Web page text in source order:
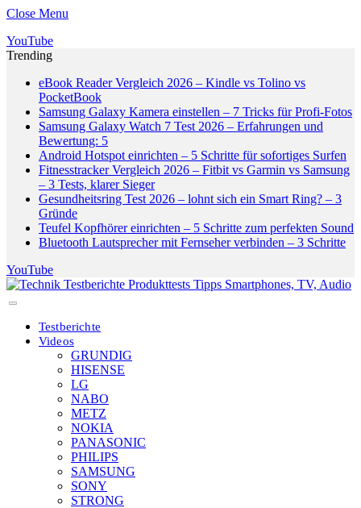
Close Menu
YouTube
Trending
eBook Reader Vergleich 2026 – Kindle vs Tolino vs
PocketBook
Samsung Galaxy Kamera einstellen – 7 Tricks für Profi-Fotos
Samsung Galaxy Watch 7 Test 2026 – Erfahrungen und
Bewertung: 5
Android Hotspot einrichten – 5 Schritte für sofortiges Surfen
Fitnesstracker Vergleich 2026 – Fitbit vs Garmin vs Samsung
– 3 Tests, klarer Sieger
Gesundheitsring Test 2026 – lohnt sich ein Smart Ring? – 3
Gründe
Teufel Kopfhörer einrichten – 5 Schritte zum perfekten Sound
Bluetooth Lautsprecher mit Fernseher verbinden – 3 Schritte
YouTube
Testberichte
Videos
GRUNDIG
HISENSE
LG
NABO
METZ
NOKIA
PANASONIC
PHILIPS
SAMSUNG
SONY
STRONG